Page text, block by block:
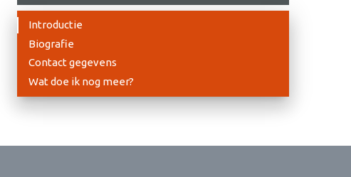
Introductie
Biografie
Contact gegevens
Wat doe ik nog meer?